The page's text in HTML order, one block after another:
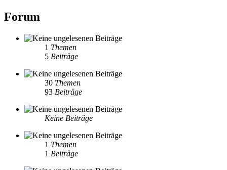
Forum
1 Themen
5 Beiträge
30 Themen
93 Beiträge
Keine Beiträge
1 Themen
1 Beiträge